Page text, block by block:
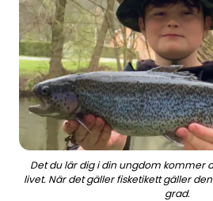
Business
Det du lär dig i din ungdom kommer
livet. När det gäller fisketikett gäller
grad.